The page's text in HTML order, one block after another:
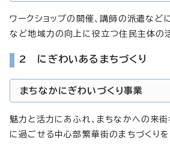
ワークショップの開催、講師の派遣など
など地域力の向上に役立つ住民主体の
2 にぎわいあるまちづくり
まちなかにぎわいづくり事業
魅力と活力にあふれ、まちなかへの来
に過ごせる中心部繁華街のまちづくり